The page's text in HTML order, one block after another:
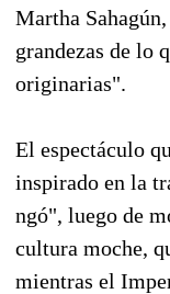
Martha
grandezas de lo
originarias".
El espectáculo
inspirado en la
ngó", luego de
cultura moche,
mientras el